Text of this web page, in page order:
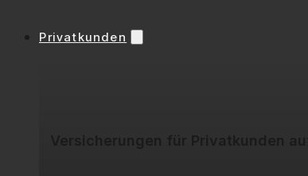
Privatkunden